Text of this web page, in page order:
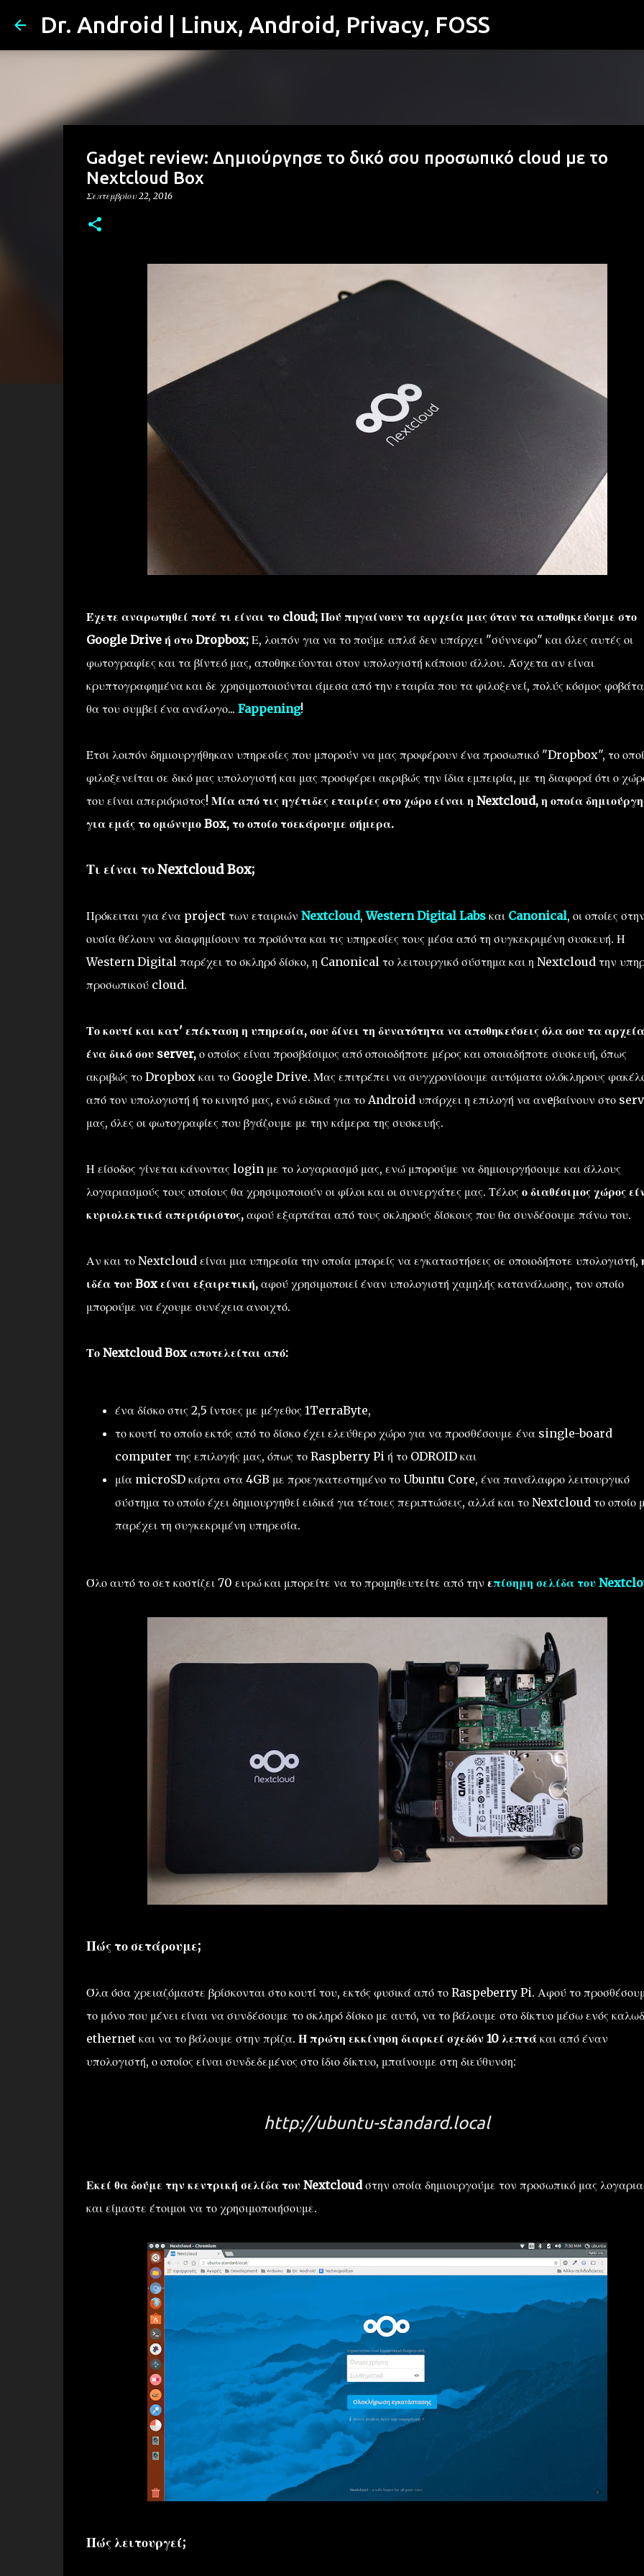
Μετάβαση στο κύριο περιεχόμενο
Dr. Android | Linux, Android, Privacy, FOSS
Gadget review: Δημιούργησε το δικό σου προσωπικό cloud με το
Nextcloud Box
Σεπτεμβρίου 22, 2016
Έχετε αναρωτηθεί ποτέ τι είναι το cloud; Πού πηγαίνουν τα αρχεία μας όταν τα αποθηκεύουμε στο
Google Drive ή στο Dropbox;Ε, λοιπόν για να το πούμε απλά δεν υπάρχει "σύννεφο" και όλες αυτές οι
φωτογραφίες και τα βίντεό μας, αποθηκεύονται στον υπολογιστή κάποιου άλλου. Άσχετα αν είναι
κρυπτογραφημένα και δε χρησιμοποιούνται άμεσα από την εταιρία που τα φιλοξενεί, πολύς κόσμος
θα του συμβεί ένα ανάλογο... Fappening!
Έτσι λοιπόν δημιουργήθηκαν υπηρεσίες που μπορούν να μας προφέρουν ένα προσωπικό "Dropbox", το
φιλοξενείται σε δικό μας υπολογιστή και μας προσφέρει ακριβώς την ίδια εμπειρία, με τη διαφορά ότι ο
του είναι απεριόριστος! Μία από τις ηγέτιδες εταιρίες στο χώρο είναι η Nextcloud, η οποία
για εμάς το ομώνυμο Box, το οποίο τσεκάρουμε σήμερα.
Τι είναι το Nextcloud Box;
Πρόκειται για ένα project των εταιριών Nextcloud,Western Digital Labsκαι Canonical, οι οποίες στην
ουσία θέλουν να διαφημίσουν τα προϊόντα και τις υπηρεσίες τους μέσα από τη συγκεκριμένη συσκευή. Η
Western Digital παρέχει το σκληρό δίσκο, η Canonical το λειτουργικό σύστημα και η Nextcloud την
προσωπικού cloud.
Το κουτί και κατ' επέκταση η υπηρεσία, σου δίνει τη δυνατότητα να αποθηκεύσεις όλα σου τα
ένα δικό σου server,ο οποίος είναι προσβάσιμος από οποιοδήποτε μέρος και οποιαδήποτε συσκευή, όπως
ακριβώς το Dropbox και το Google Drive. Μας επιτρέπει να συγχρονίσουμε αυτόματα ολόκληρους
από τον υπολογιστή ή το κινητό μας, ενώ ειδικά για το Android υπάρχει η επιλογή να ανeβαίνουν στο
μας, όλες οι φωτογραφίες που βγάζουμε με την κάμερα της συσκευής.
Η είσοδος γίνεται κάνοντας login με το λογαριασμό μας, ενώ μπορούμε να δημιουργήσουμε και άλλους
λογαριασμούς τους οποίους θα χρησιμοποιούν οι φίλοι και οι συνεργάτες μας. Τέλος ο διαθέσιμος χώρος
κυριολεκτικά απεριόριστος,αφού εξαρτάται από τους σκληρούς δίσκους που θα συνδέσουμε πάνω του.
Αν και το Nextcloud είναι μια υπηρεσία την οποία μπορείς να εγκαταστήσεις σε οποιοδήποτε υπολογιστή,
ιδέα του Box είναι εξαιρετική,αφού χρησιμοποιεί έναν υπολογιστή χαμηλής κατανάλωσης, τον οποίο
μπορούμε να έχουμε συνέχεια ανοιχτό.
Το Nextcloud Box αποτελείται από:
ένα δίσκο στις 2,5 ίντσες με μέγεθος 1TerraByte,
το κουτί το οποίο εκτός από το δίσκο έχει ελεύθερο χώρο για να προσθέσουμε ένα single-board
computer της επιλογής μας, όπως το Raspberry Pi ή το ODROID και
μία microSD κάρτα στα 4GB με προεγκατεστημένο το Ubuntu Core, ένα πανάλαφρο λειτουργικό
σύστημα το οποίο έχει δημιουργηθεί ειδικά για τέτοιες περιπτώσεις, αλλά και το Nextcloud το οποίο
παρέχει τη συγκεκριμένη υπηρεσία.
Όλο αυτό το σετ κοστίζει 70 ευρώ και μπορείτε να το προμηθευτείτε από την επίσημη σελίδα του
Πώς το σετάρουμε;
Όλα όσα χρειαζόμαστε βρίσκονται στο κουτί του, εκτός φυσικά από το Raspeberry Pi. Αφού το
το μόνο που μένει είναι να συνδέσουμε το σκληρό δίσκο με αυτό, να το βάλουμε στο δίκτυο μέσω ενός
ethernet και να το βάλουμε στην πρίζα. Η πρώτη εκκίνηση διαρκεί σχεδόν 10 λεπτά και από έναν
υπολογιστή, ο οποίος είναι συνδεδεμένος στο ίδιο δίκτυο, μπαίνουμε στη διεύθυνση:
http://ubuntu-standard.local
Εκεί θα δούμε την κεντρική σελίδα του Nextcloudστην οποία δημιουργούμε τον προσωπικό μας
και είμαστε έτοιμοι να το χρησιμοποιήσουμε.
Πώς λειτουργεί;